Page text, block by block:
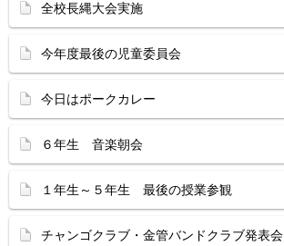
全校長縄大会実施
今年度最後の児童委員会
今日はポークカレー
６年生 音楽朝会
１年生～５年生 最後の授業参観
チャンゴクラブ・金管バンドクラブ発表会